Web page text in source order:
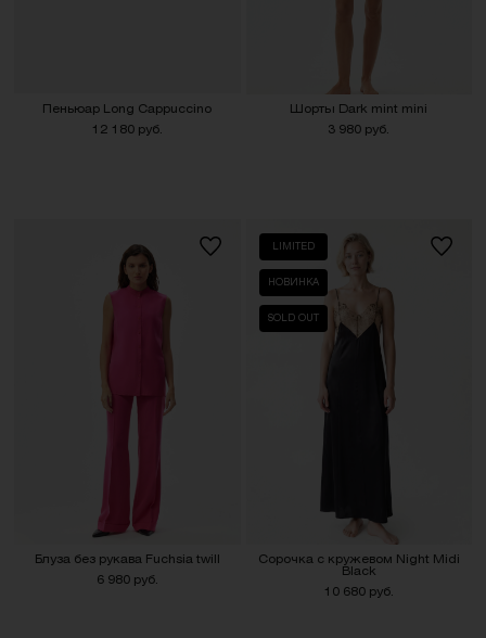
Пеньюар Long Cappuccino
12 180 руб.
Шорты Dark mint mini
3 980 руб.
Блуза без рукава Fuchsia twill
6 980 руб.
LIMITED
НОВИНКА
SOLD OUT
Сорочка с кружевом Night Midi
Black
10 680 руб.